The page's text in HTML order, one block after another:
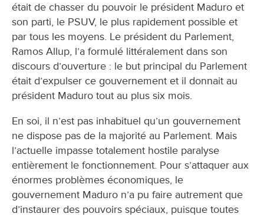
était de chasser du pouvoir le président Maduro et
son parti, le PSUV, le plus rapidement possible et
par tous les moyens. Le président du Parlement,
Ramos Allup, l’a formulé littéralement dans son
discours d’ouverture : le but principal du Parlement
était d’expulser ce gouvernement et il donnait au
président Maduro tout au plus six mois.
En soi, il n’est pas inhabituel qu’un gouvernement
ne dispose pas de la majorité au Parlement. Mais
l’actuelle impasse totalement hostile paralyse
entièrement le fonctionnement. Pour s’attaquer aux
énormes problèmes économiques, le
gouvernement Maduro n’a pu faire autrement que
d’instaurer des pouvoirs spéciaux, puisque toutes